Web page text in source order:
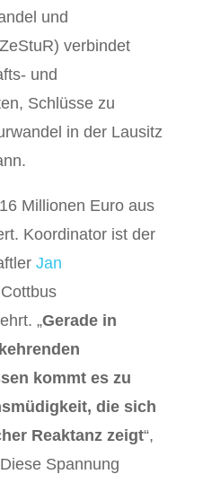
und
verbindet
und
Schlüsse zu
in der Lausitz
Millionen Euro aus
Koordinator ist der
Jan
„Gerade in
kommt es zu
die sich
Reaktanz zeigt“,
Spannung